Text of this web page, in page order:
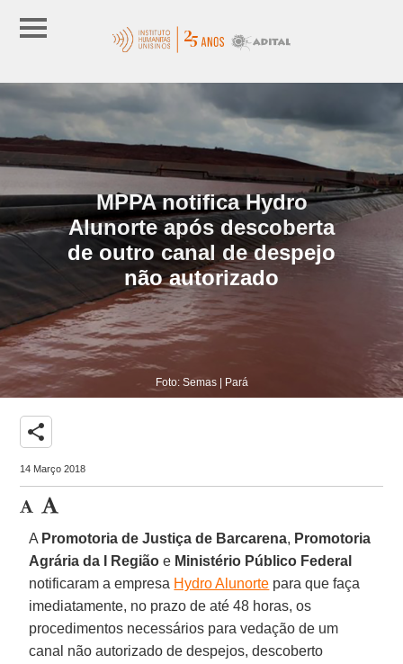
MPPA notifica Hydro
Alunorte após descoberta
de outro canal de despejo
não autorizado
Foto: Semas | Pará
share
14 Março 2018
A Promotoria de Justiça de Barcarena, Promotoria
Agrária da I Região e Ministério Público Federal
notificaram a empresa Hydro Alunorte para que faça
imediatamente, no prazo de até 48 horas, os
procedimentos necessários para vedação de um
canal não autorizado de despejos, descoberto